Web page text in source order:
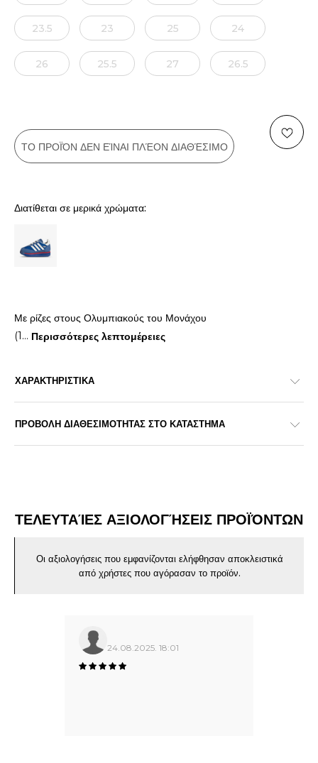
23.5 23 25 24
26 25.5 27 26.5
ΤΟ ΠΡΟΪΌΝ ΔΕΝ ΕΊΝΑΙ ΠΛΈΟΝ ΔΙΑΘΈΣΙΜΟ
Διατίθεται σε μερικά χρώματα:
Με ρίζες στους Ολυμπιακούς του Μονάχου
(1... Περισσότερες λεπτομέρειες
ΧΑΡΑΚΤΗΡΙΣΤΙΚΑ
ΠΡΟΒΟΛΗ ΔΙΑΘΕΣΙΜΟΤΗΤΑΣ ΣΤΟ ΚΑΤΑΣΤΗΜΑ
ΤΕΛΕΥΤΑΊΕΣ ΑΞΙΟΛΟΓΉΣΕΙΣ ΠΡΟΪΌΝΤΩΝ
Οι αξιολογήσεις που εμφανίζονται ελήφθησαν αποκλειστικά
από χρήστες που αγόρασαν το προϊόν.
24.08.2025. 18:01